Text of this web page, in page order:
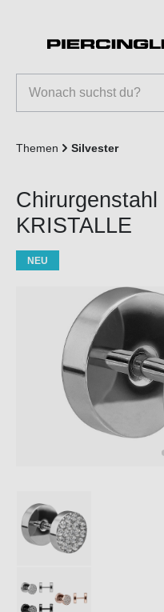
Themen Silvester
KRISTALLE
NEU